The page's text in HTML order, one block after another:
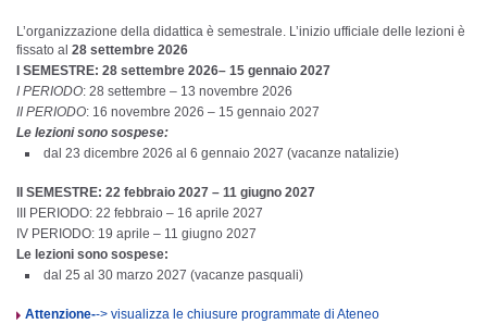
L’organizzazione della didattica è semestrale. L’inizio ufficiale delle lezioni è
fissato al 28 settembre 2026
SEMESTRE: 28 settembre 2026– 15 gennaio 2027
I PERIODO: 28 settembre – 13 novembre 2026
II PERIODO: 16 novembre 2026 – 15 gennaio 2027
Le lezioni sono sospese:
dal 23 dicembre 2026 al 6 gennaio 2027 (vacanze natalizie)
II SEMESTRE: 22 febbraio 2027 – 11 giugno 2027
III PERIODO: 22 febbraio – 16 aprile 2027
IV PERIODO: 19 aprile – 11 giugno 2027
Le lezioni sono sospese:
dal 25 al 30 marzo 2027 (vacanze pasquali)
Attenzione--> visualizza le chiusure programmate di Ateneo